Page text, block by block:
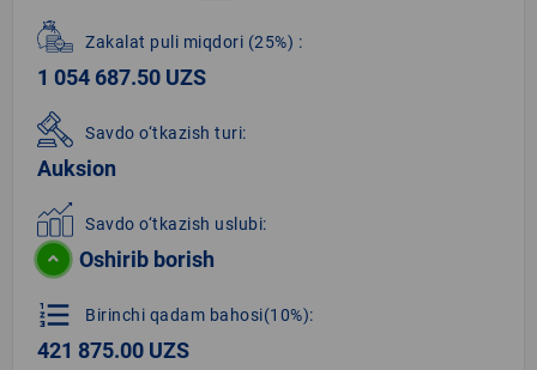
Zakalat puli miqdori (25%) :
1 054 687.50 UZS
Savdo o‘tkazish turi:
Auksion
Savdo o‘tkazish uslubi:
Oshirib borish
format_list_numbered Birinchi qadam bahosi(10%):
421 875.00 UZS